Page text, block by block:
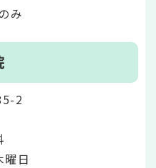
み
2
曜日